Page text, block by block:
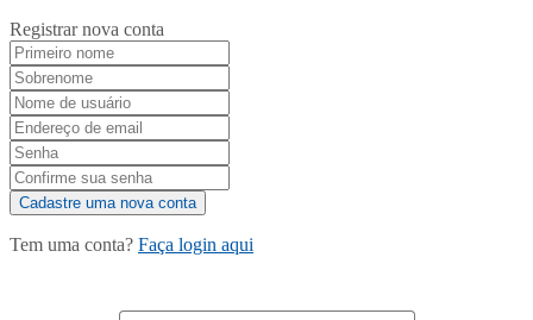
Registrar nova conta
Tem uma conta? Faça login aqui